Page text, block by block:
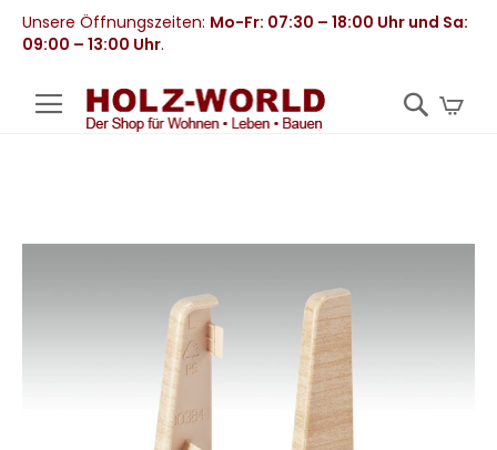
Unsere Öffnungszeiten: Mo-Fr: 07:30 – 18:00 Uhr und Sa:
09:00 – 13:00 Uhr.